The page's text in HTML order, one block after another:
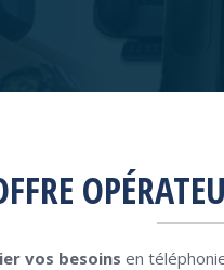
vos besoins en